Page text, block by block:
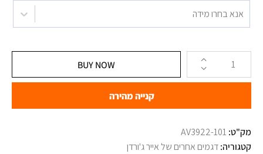
אנא בחרו מידה
BUY NOW
קנייה מהירה
מק"ט: AV3922-101
קטגוריה:דגמים אחרים של אייר ג'ורדן